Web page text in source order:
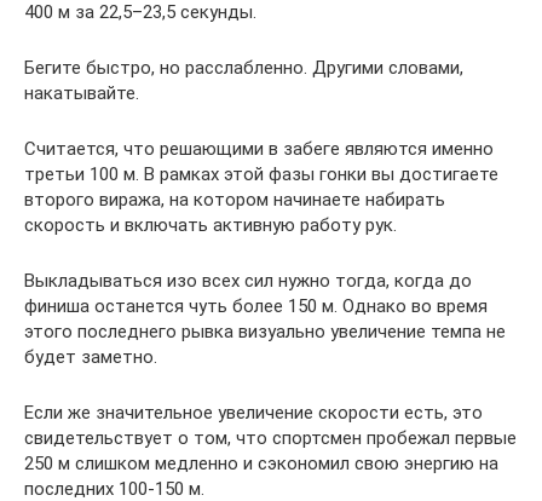
400 м за 22,5–23,5 секунды.
Бегите быстро, но расслабленно. Другими словами,
накатывайте.
Считается, что решающими в забеге являются именно
третьи 100 м. В рамках этой фазы гонки вы достигаете
второго виража, на котором начинаете набирать
скорость и включать активную работу рук.
Выкладываться изо всех сил нужно тогда, когда до
финиша останется чуть более 150 м. Однако во время
этого последнего рывка визуально увеличение темпа не
будет заметно.
Если же значительное увеличение скорости есть, это
свидетельствует о том, что спортсмен пробежал первые
250 м слишком медленно и сэкономил свою энергию на
последних 100-150 м.